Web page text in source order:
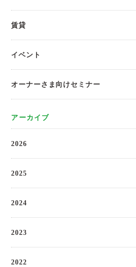
賃貸
イベント
オーナーさま向けセミナー
アーカイブ
2026
2025
2024
2023
2022